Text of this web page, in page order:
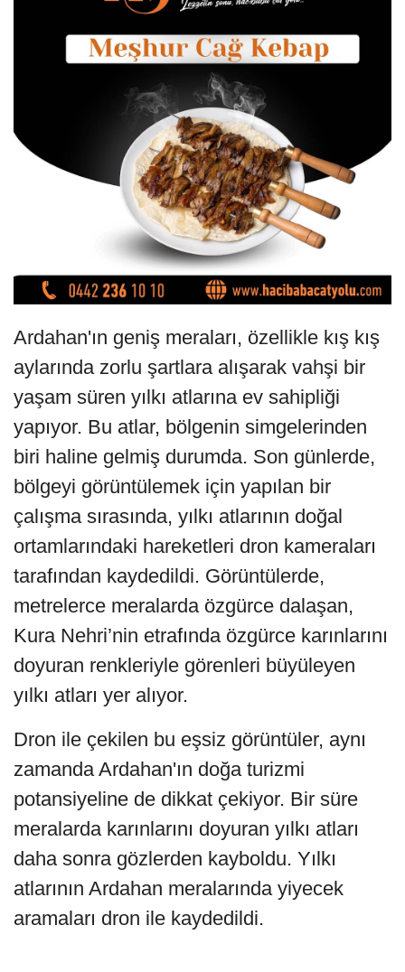
Ardahan'ın geniş meraları, özellikle kış kış
aylarında zorlu şartlara alışarak vahşi bir
yaşam süren yılkı atlarına ev sahipliği
yapıyor. Bu atlar, bölgenin simgelerinden
biri haline gelmiş durumda. Son günlerde,
bölgeyi görüntülemek için yapılan bir
çalışma sırasında, yılkı atlarının doğal
ortamlarındaki hareketleri dron kameraları
tarafından kaydedildi. Görüntülerde,
metrelerce meralarda özgürce dalaşan,
Kura Nehri’nin etrafında özgürce karınlarını
doyuran renkleriyle görenleri büyüleyen
yılkı atları yer alıyor.
Dron ile çekilen bu eşsiz görüntüler, aynı
zamanda Ardahan'ın doğa turizmi
potansiyeline de dikkat çekiyor. Bir süre
meralarda karınlarını doyuran yılkı atları
daha sonra gözlerden kayboldu. Yılkı
atlarının Ardahan meralarında yiyecek
aramaları dron ile kaydedildi.